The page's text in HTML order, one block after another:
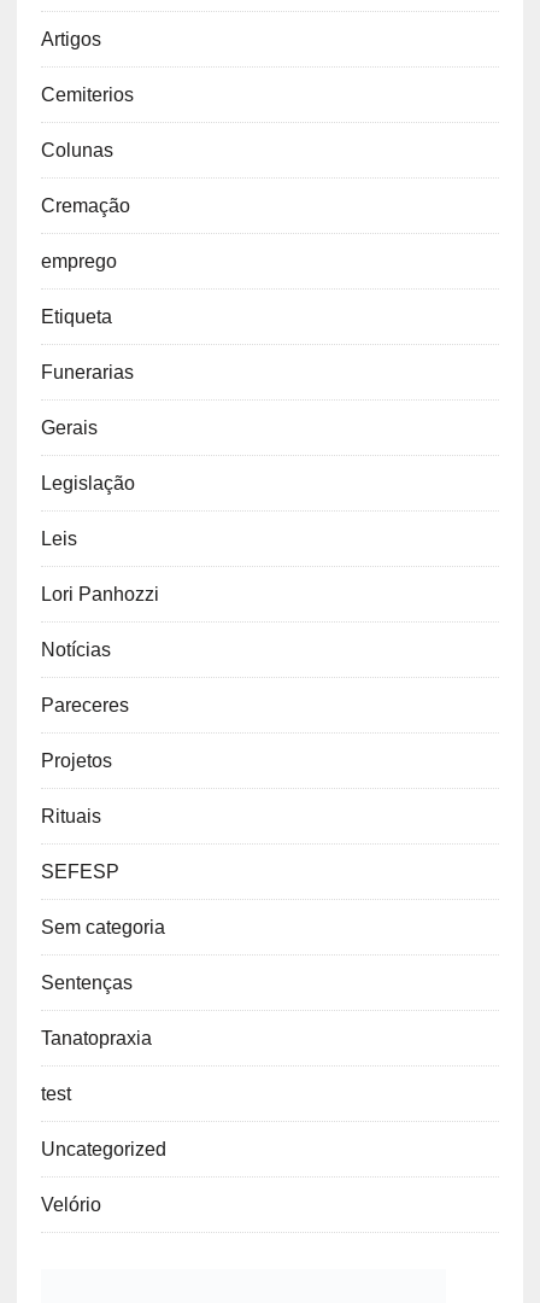
Artigos
Cemiterios
Colunas
Cremação
emprego
Etiqueta
Funerarias
Gerais
Legislação
Leis
Lori Panhozzi
Notícias
Pareceres
Projetos
Rituais
SEFESP
Sem categoria
Sentenças
Tanatopraxia
test
Uncategorized
Velório